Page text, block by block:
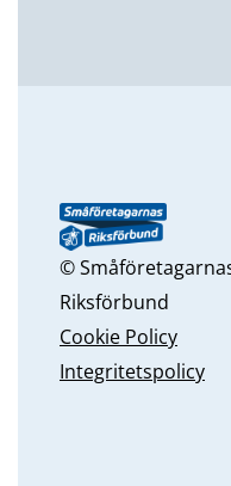
©
Riksförbund
Cookie Policy
Integritetspolicy